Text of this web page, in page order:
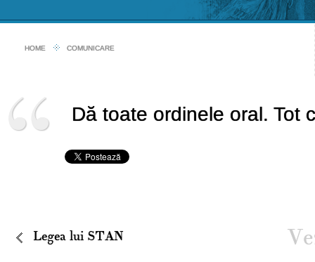
HOME COMUNICARE
Dă toate ordinele oral. Tot
Legea lui STAN